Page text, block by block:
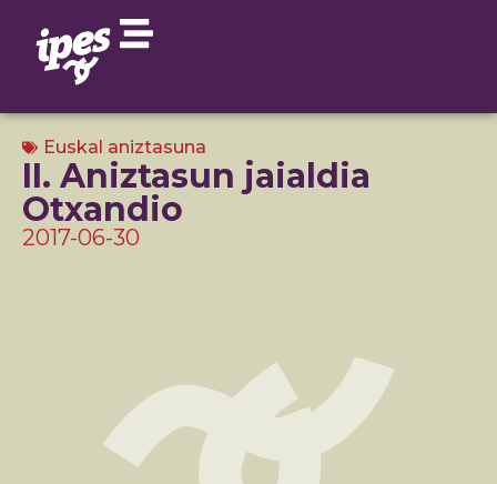
Euskal aniztasuna
II. Aniztasun jaialdia
Otxandio
2017-06-30